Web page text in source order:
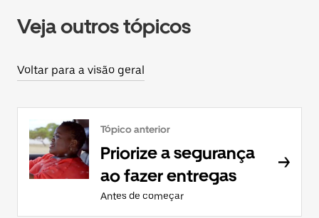
Veja outros tópicos
Voltar para a visão geral
Tópico anterior
Priorize a segurança
ao fazer entregas
Antes de começar